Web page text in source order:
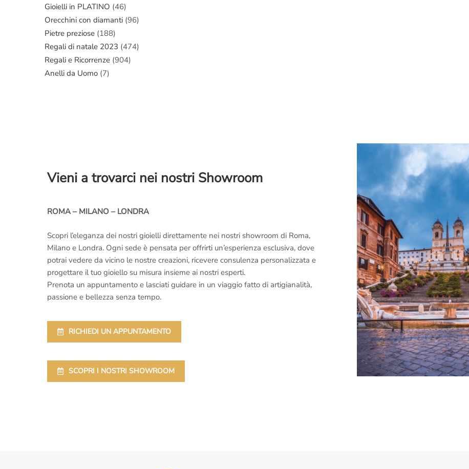
Gioielli in PLATINO (46)
Orecchini con diamanti (96)
Pietre preziose (188)
Regali di natale 2023 (474)
Regali e Ricorrenze (904)
Anelli da Uomo (7)
Vieni a trovarci nei nostri Showroom
ROMA – MILANO – LONDRA
Scopri l’eleganza dei nostri gioielli direttamente nei nostri showroom di Roma,
Milano e Londra. Ogni sede è pensata per offrirti un’esperienza esclusiva, dove
potrai vedere da vicino le nostre creazioni, ricevere consulenza personalizzata e
progettare il tuo gioiello su misura insieme ai nostri esperti.
Prenota un appuntamento e lasciati guidare in un viaggio fatto di artigianalità,
passione e bellezza senza tempo.
RICHIEDI UN APPUNTAMENTO
SCOPRI I NOSTRI SHOWROOM